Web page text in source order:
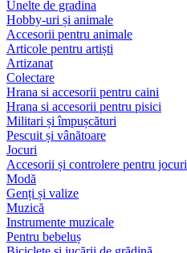
Unelte de gradina
Hobby-uri și animale
Accesorii pentru animale
Articole pentru artiști
Artizanat
Colectare
Hrana si accesorii pentru caini
Hrana si accesorii pentru pisici
Militari și împușcături
Pescuit și vânătoare
Jocuri
Accesorii și controlere pentru jocuri
Modă
Genți și valize
Muzică
Instrumente muzicale
Pentru bebeluș